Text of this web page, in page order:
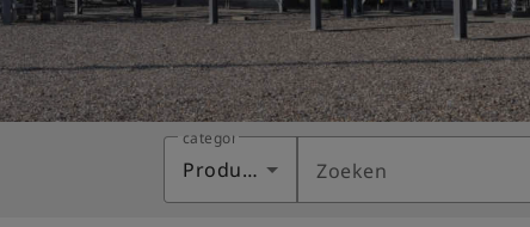
categorie
Producten Zoeken